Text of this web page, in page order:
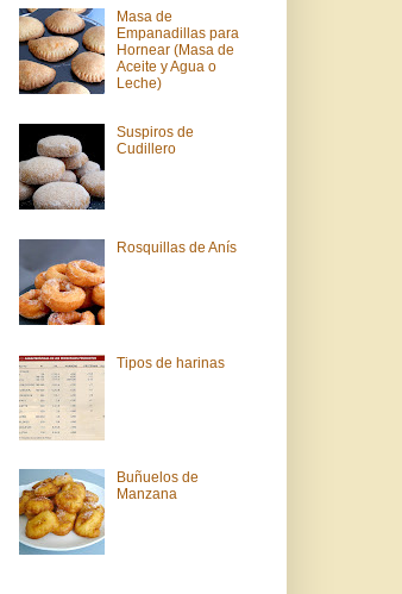
Masa de
Empanadillas para
Hornear (Masa de
Aceite y Agua o
Leche)
Suspiros de
Cudillero
Rosquillas de Anís
Tipos de harinas
Buñuelos de
Manzana